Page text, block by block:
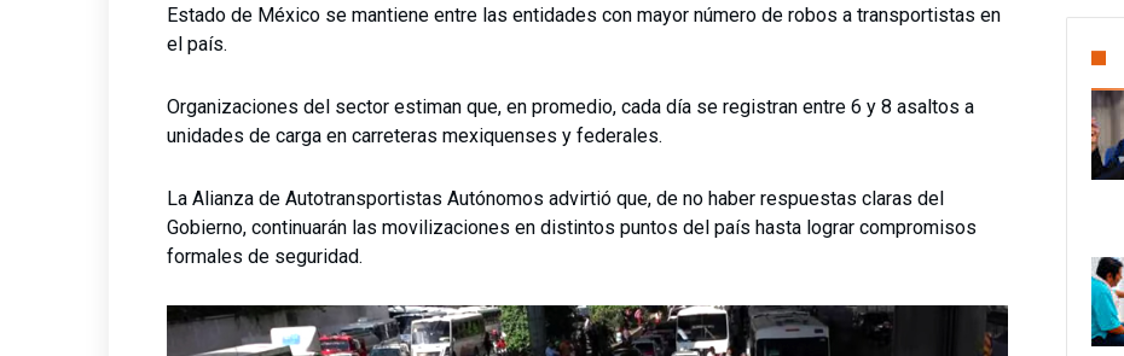
Estado de México se mantiene entre las entidades con mayor número de robos a transportistas en
el país.
Organizaciones del sector estiman que, en promedio, cada día se registran entre 6 y 8 asaltos a
unidades de carga en carreteras mexiquenses y federales.
La Alianza de Autotransportistas Autónomos advirtió que, de no haber respuestas claras del
Gobierno, continuarán las movilizaciones en distintos puntos del país hasta lograr compromisos
formales de seguridad.